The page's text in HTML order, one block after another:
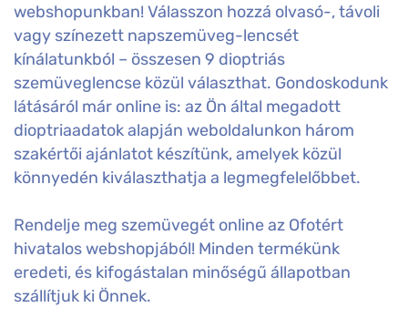
webshopunkban! Válasszon hozzá olvasó-, távoli
vagy színezett napszemüveg-lencsét
kínálatunkból – összesen 9 dioptriás
szemüveglencse közül választhat. Gondoskodunk
látásáról már online is: az Ön által megadott
dioptriaadatok alapján weboldalunkon három
szakértői ajánlatot készítünk, amelyek közül
könnyedén kiválaszthatja a legmegfelelőbbet.
Rendelje meg szemüvegét online az Ofotért
hivatalos webshopjából! Minden termékünk
eredeti, és kifogástalan minőségű állapotban
szállítjuk ki Önnek.